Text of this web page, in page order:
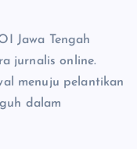
Jawa Tengah
jurnalis online.
menuju pelantikan
dalam